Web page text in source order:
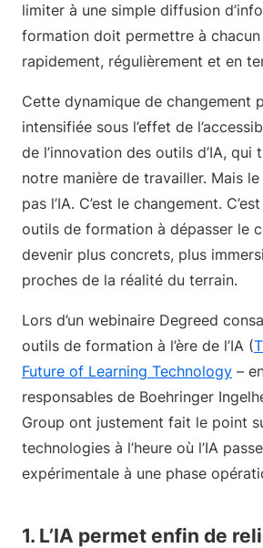
limiter à une simple diffusion
formation doit permettre à chacun
rapidement, régulièrement et en
Cette dynamique de changement
intensifiée sous l’effet de
de l’innovation des outils d’IA, qui
notre manière de travailler. Mais le
pas l’IA. C’est le changement.
outils de formation à dépasser le
devenir plus concrets, plus
proches de la réalité du terrain.
Lors d’un webinaire Degreed
outils de formation à l’ère de l’IA (
Future of Learning Technology –
responsables de Boehringer
Group ont justement fait le point
technologies à l’heure où l’IA
expérimentale à une phase
1. L’IA permet enfin de